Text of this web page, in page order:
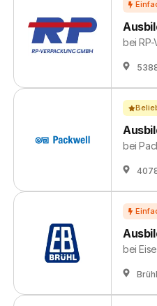
bei
bei
bei